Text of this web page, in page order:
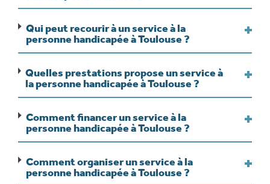
Qui peut recourir à un service à la
personne handicapée à Toulouse ?
Quelles prestations propose un service à
la personne handicapée à Toulouse ?
Comment financer un service à la
personne handicapée à Toulouse ?
Comment organiser un service à la
personne handicapée à Toulouse ?